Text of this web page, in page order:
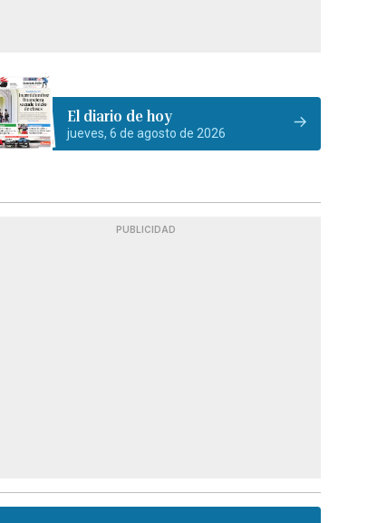
El diario de hoy
jueves, 6 de agosto de 2026
PUBLICIDAD